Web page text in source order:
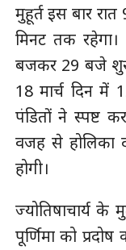
मुहूर्त इस बार
मिनट तक रहेगा।
बजकर 29 बजे शुरू
18 मार्च दिन में
पंडितों ने स्पष्ट
वजह से होलिका
होगी।
ज्योतिषाचार्य
पूर्णिमा को